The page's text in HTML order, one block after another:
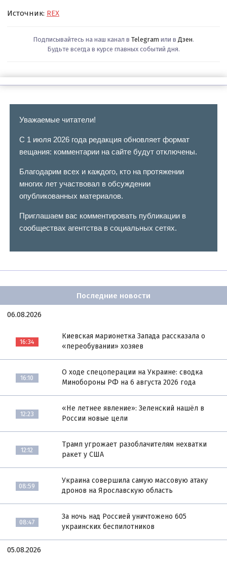
Источник: REX
Подписывайтесь на наш канал в Telegram или в Дзен.
Будьте всегда в курсе главных событий дня.
Уважаемые читатели!
С 1 июля 2026 года редакция обновляет формат
вещания: комментарии на сайте будут отключены.
Благодарим всех и каждого, кто на протяжении
многих лет участвовал в обсуждении
опубликованных материалов.
Приглашаем вас комментировать публикации в
сообществах агентства в социальных сетях.
Последние новости
06.08.2026
16:34
Киевская марионетка Запада рассказала о
«переобувании» хозяев
16:10
О ходе спецоперации на Украине: сводка
Минобороны РФ на 6 августа 2026 года
12:23
«Не летнее явление»: Зеленский нашёл в
России новые цели
12:12
Трамп угрожает разоблачителям нехватки
ракет у США
08:59
Украина совершила самую массовую атаку
дронов на Ярославскую область
08:47
За ночь над Россией уничтожено 605
украинских беспилотников
05.08.2026